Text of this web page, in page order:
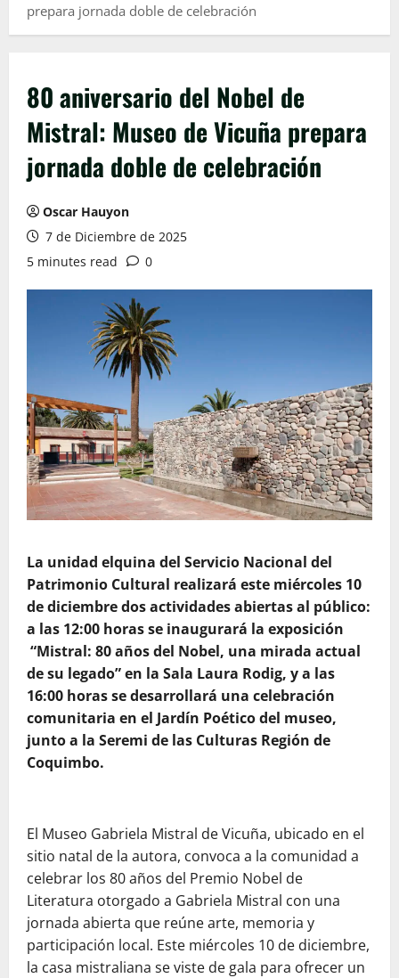
prepara jornada doble de celebración
80 aniversario del Nobel de
Mistral: Museo de Vicuña prepara
jornada doble de celebración
Oscar Hauyon
7 de Diciembre de 2025
5 minutes read
0
La unidad elquina del Servicio Nacional del
Patrimonio Cultural realizará este miércoles 10
de diciembre dos actividades abiertas al público:
a las 12:00 horas se inaugurará la exposición
“Mistral: 80 años del Nobel, una mirada actual
de su legado” en la Sala Laura Rodig, y a las
16:00 horas se desarrollará una celebración
comunitaria en el Jardín Poético del museo,
junto a la Seremi de las Culturas Región de
Coquimbo.
El Museo Gabriela Mistral de Vicuña, ubicado en el
sitio natal de la autora, convoca a la comunidad a
celebrar los 80 años del Premio Nobel de
Literatura otorgado a Gabriela Mistral con una
jornada abierta que reúne arte, memoria y
participación local. Este miércoles 10 de diciembre,
la casa mistraliana se viste de gala para ofrecer un